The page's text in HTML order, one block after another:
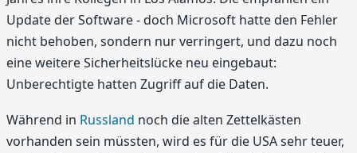
Update der Software - doch Microsoft hatte den Fehler
nicht behoben, sondern nur verringert, und dazu noch
eine weitere Sicherheitslücke neu eingebaut:
Unberechtigte hatten Zugriff auf die Daten.
Während in Russland noch die alten Zettelkästen
vorhanden sein müssten, wird es für die USA sehr teuer,